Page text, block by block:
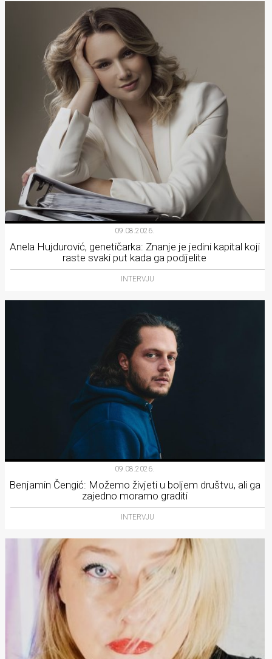
09.08.2026.
Anela Hujdurović, genetičarka: Znanje je jedini kapital koji
raste svaki put kada ga podijelite
INTERVJU
09.08.2026.
Benjamin Čengić: Možemo živjeti u boljem društvu, ali ga
zajedno moramo graditi
INTERVJU